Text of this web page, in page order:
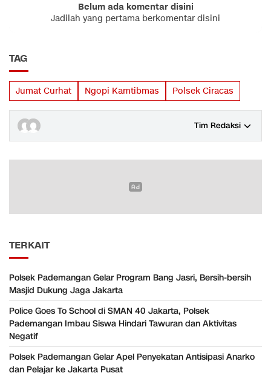
Belum ada komentar disini
Jadilah yang pertama berkomentar disini
TAG
Jumat Curhat Ngopi Kamtibmas Polsek Ciracas
Tim Redaksi
TERKAIT
Polsek Pademangan Gelar Program Bang Jasri, Bersih-bersih
Masjid Dukung Jaga Jakarta
Police Goes To School di SMAN 40 Jakarta, Polsek
Pademangan Imbau Siswa Hindari Tawuran dan Aktivitas
Negatif
Polsek Pademangan Gelar Apel Penyekatan Antisipasi Anarko
dan Pelajar ke Jakarta Pusat